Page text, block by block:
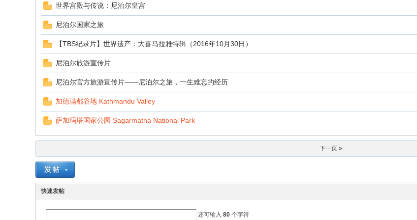
世界宫殿与传说：尼泊尔皇宫
尼泊尔国家之旅
【TBS纪录片】世界遗产：大喜马拉雅特辑（2016年10月30日）
尼泊尔旅游宣传片
尼泊尔官方旅游宣传片——尼泊尔之旅，一生难忘的经历
加德满都谷地 Kathmandu Valley
萨加玛塔国家公园 Sagarmatha National Park
下一页 »
快速发帖
还可输入 80 个字符